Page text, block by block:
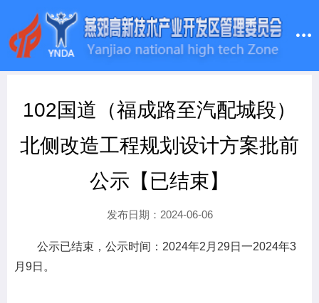
102国道（福成路至汽配城段）
北侧改造工程规划设计方案批前
公示【已结束】
发布日期：2024-06-06
公示已结束，公示时间：2024年2月29日一2024年3
月9日。